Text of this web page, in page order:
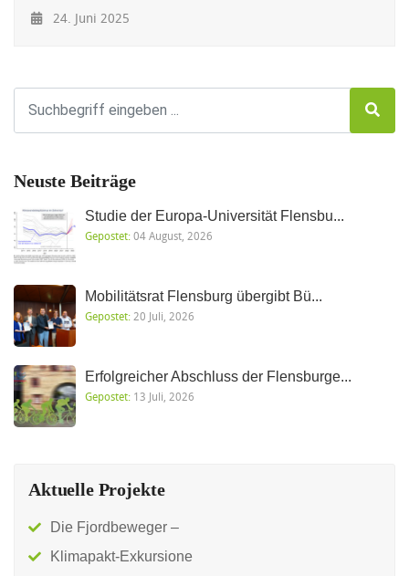
24. Juni 2025
Neuste Beiträge
Studie der Europa-Universität Flensbu...
Gepostet:04 August, 2026
Mobilitätsrat Flensburg übergibt Bü...
Gepostet: 20 Juli, 2026
Erfolgreicher Abschluss der Flensburge...
Gepostet: 13 Juli, 2026
Aktuelle Projekte
Die Fjordbeweger –
Klimapakt-Exkursione